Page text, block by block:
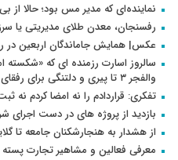
نماینده‌ای که مدیر مس بود؛ حالا
رفسنجان، معدن طلای مدیریتی یا
عکس| همایش جاماندگان اربعین در
سالروز اسارت رزمنده ای که
والفجر ۳ تا پیری و دلتنگی برای رفقای شهید
تفکری: قراردادم را نه امضا کردم نه
بازدید از پروژه های در دست
از هشدار به هنجارشکنان جامعه تا
معرفی فعالین و مشاهیر تجارت